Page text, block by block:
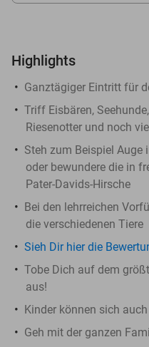
Highlights
Ganztägiger Eintritt für
Triff Eisbären,
Riesenotter und noch
Steh zum Beispiel Auge
oder bewundere die in
Pater-Davids-Hirsche
Bei den lehrreichen
die verschiedenen Tiere
Sieh Dir hier die
Tobe Dich auf dem
aus!
Kinder können sich
Geh mit der ganzen